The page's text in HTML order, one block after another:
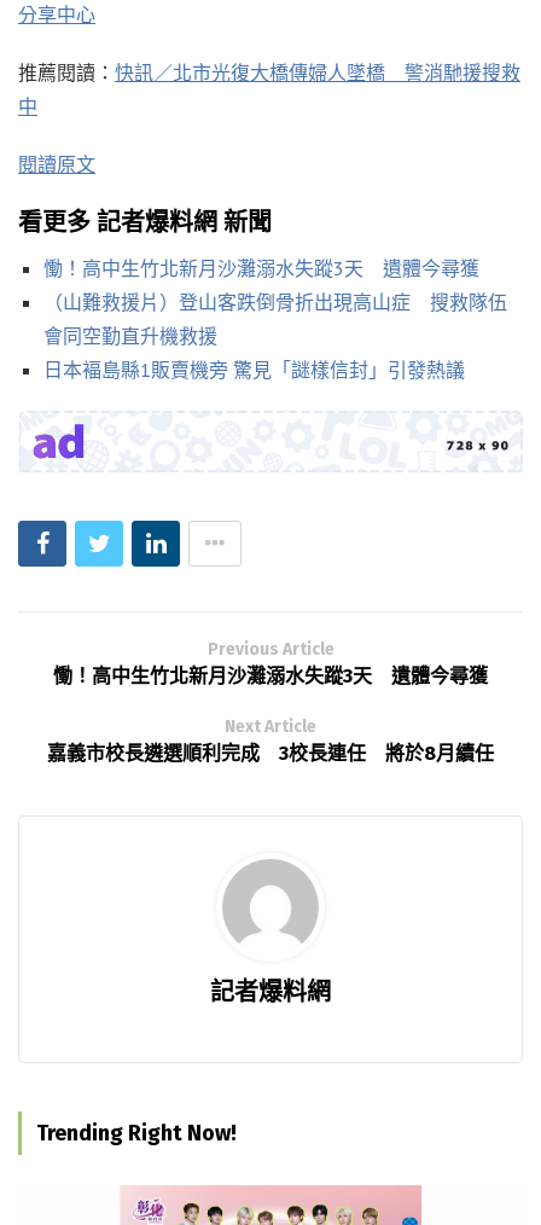
分享中心
推薦閱讀： 快訊／北市光復大橋傳婦人墜橋 警消馳援搜救
中
閱讀原文
看更多 記者爆料網 新聞
慟！高中生竹北新月沙灘溺水失蹤3天 遺體今尋獲
（山難救援片）登山客跌倒骨折出現高山症 搜救隊伍
會同空勤直升機救援
日本褔島縣1販賣機旁 驚見「謎樣信封」引發熱議
Previous Article
慟！高中生竹北新月沙灘溺水失蹤3天 遺體今尋獲
Next Article
嘉義市校長遴選順利完成 3校長連任 將於8月續任
記者爆料網
Trending Right Now!